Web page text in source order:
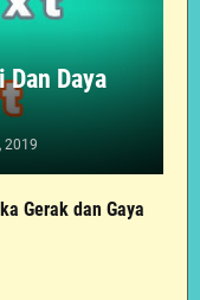
Daya
2019
Gerak dan Gaya